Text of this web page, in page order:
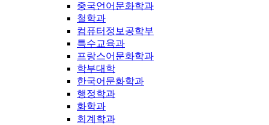
중국언어문화학과
철학과
컴퓨터정보공학부
특수교육과
프랑스어문화학과
학부대학
한국어문화학과
행정학과
화학과
회계학과